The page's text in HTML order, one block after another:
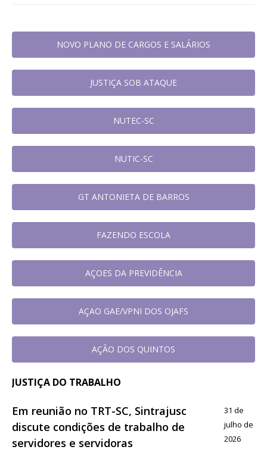
NOVO PLANO DE CARGOS E SALÁRIOS
JUSTIÇA SOB ATAQUE
NUTEC-SC
NUTIC-SC
GT ANTONIETA DE BARROS
FAZENDO ESCOLA
AÇOES DA PREVIDÊNCIA
AÇAO GAE/VPNI DOS OJAFS
AÇÃO DOS QUINTOS
JUSTIÇA DO TRABALHO
Em reunião no TRT-SC, Sintrajusc
discute condições de trabalho de
servidores e servidoras
31 de
julho de
2026